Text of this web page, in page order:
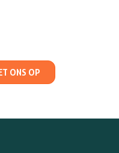
ONS OP